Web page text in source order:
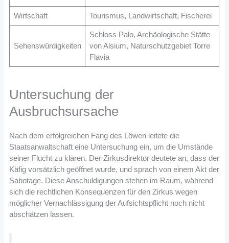
Wirtschaft Tourismus, Landwirtschaft, Fischerei
Sehenswürdigkeiten
Schloss Palo, Archäologische Stätte
von Alsium, Naturschutzgebiet Torre
Flavia
Untersuchung der
Ausbruchsursache
Nach dem erfolgreichen Fang des Löwen leitete die
Staatsanwaltschaft eine Untersuchung ein, um die Umstände
seiner Flucht zu klären. Der Zirkusdirektor deutete an, dass der
Käfig vorsätzlich geöffnet wurde, und sprach von einem Akt der
Sabotage. Diese Anschuldigungen stehen im Raum, während
sich die rechtlichen Konsequenzen für den Zirkus wegen
möglicher Vernachlässigung der Aufsichtspflicht noch nicht
abschätzen lassen.